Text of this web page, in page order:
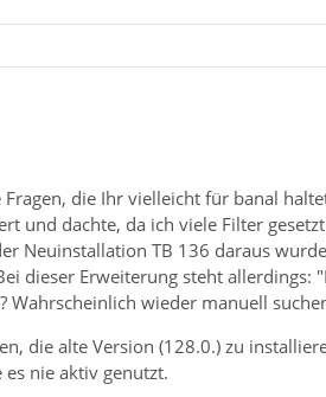
die Ihr vielleicht für banal
und dachte, da ich viele Filter
Neuinstallation TB 136 daraus
dieser Erweiterung steht
Wahrscheinlich wieder manuell
die alte Version (128.0.) zu
nie aktiv genutzt.